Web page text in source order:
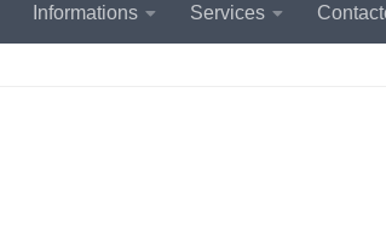
Informations Services